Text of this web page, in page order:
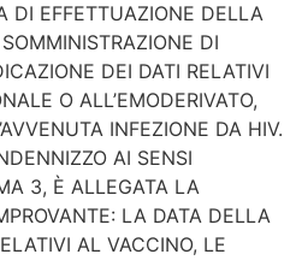
DI EFFETTUAZIONE DELLA
DI
DEI DATI RELATIVI
O ALL’EMODERIVATO,
INFEZIONE DA HIV.
AI SENSI
3, È ALLEGATA LA
LA DATA DELLA
AL VACCINO, LE